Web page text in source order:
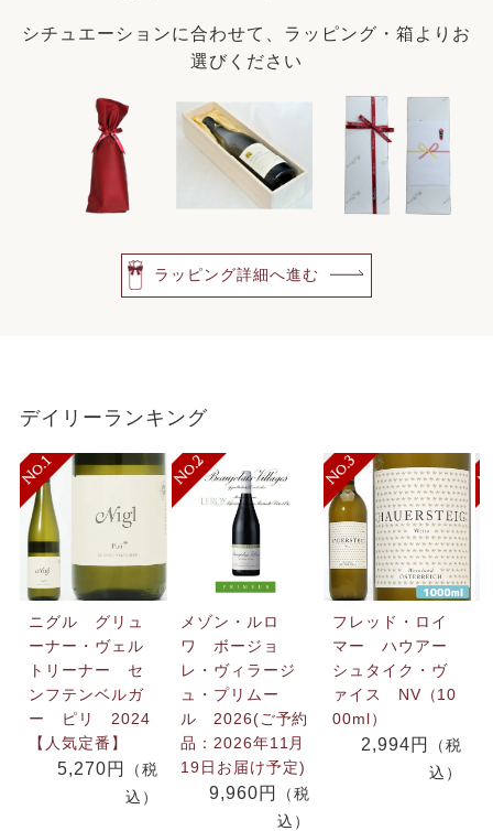
シチュエーションに合わせて、ラッピング・箱よりお
選びください
ラッピング詳細へ進む
デイリーランキング
ニグル グリュ
ーナー・ヴェル
トリーナー セ
ンフテンベルガ
ー ピリ 2024
【人気定番】
5,270円
（税
込）
メゾン・ルロ
ワ ボージョ
レ・ヴィラージ
ュ・プリムー
ル 2026(ご予約
品：2026年11月
19日お届け予定)
9,960円
（税
込）
フレッド・ロイ
マー ハウアー
シュタイク・ヴ
ァイス NV（10
00ml）
2,994円
（税
込）